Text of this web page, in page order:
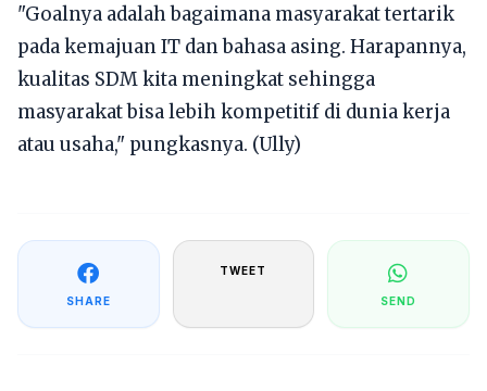
"Goalnya adalah bagaimana masyarakat tertarik
pada kemajuan IT dan bahasa asing. Harapannya,
kualitas SDM kita meningkat sehingga
masyarakat bisa lebih kompetitif di dunia kerja
atau usaha," pungkasnya. (Ully)
SHARE
TWEET
SEND